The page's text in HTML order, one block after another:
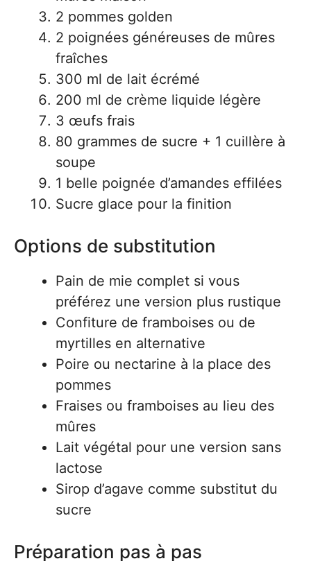
2 pommes golden
2 poignées généreuses de mûres
fraîches
300 ml de lait écrémé
200 ml de crème liquide légère
3 œufs frais
80 grammes de sucre + 1 cuillère à
soupe
1 belle poignée d’amandes effilées
Sucre glace pour la finition
Options de substitution
Pain de mie complet si vous
préférez une version plus rustique
Confiture de framboises ou de
myrtilles en alternative
Poire ou nectarine à la place des
pommes
Fraises ou framboises au lieu des
mûres
Lait végétal pour une version sans
lactose
Sirop d’agave comme substitut du
sucre
Préparation pas à pas